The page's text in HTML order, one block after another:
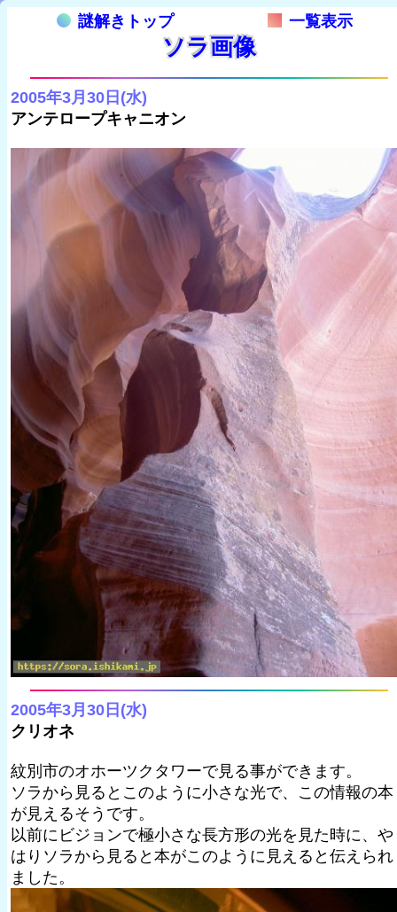
謎解きトップ 一覧表示
ソラ画像
2005年3月30日(水)
アンテロープキャニオン
2005年3月30日(水)
クリオネ
紋別市のオホーツクタワーで見る事ができます。
ソラから見るとこのように小さな光で、この情報の本
が見えるそうです。
以前にビジョンで極小さな長方形の光を見た時に、や
はりソラから見ると本がこのように見えると伝えられ
ました。